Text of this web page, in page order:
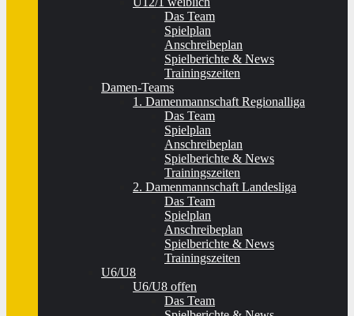
Das Team
Spielplan
Anschreibeplan
Spielberichte & News
Trainingszeiten
Damen-Teams
1. Damenmannschaft Regionalliga
Das Team
Spielplan
Anschreibeplan
Spielberichte & News
Trainingszeiten
2. Damenmannschaft Landesliga
Das Team
Spielplan
Anschreibeplan
Spielberichte & News
Trainingszeiten
U6/U8
U6/U8 offen
Das Team